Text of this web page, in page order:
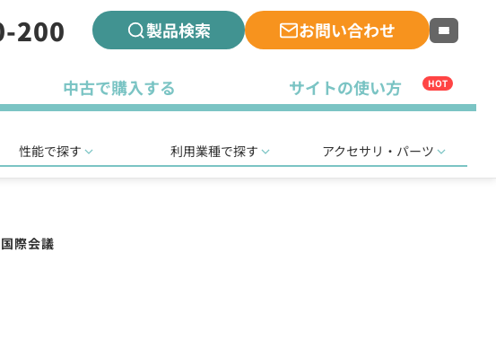
200 製品検索 お問い合わせ
中古で購入する サイトの使い方 HOT
性能で探す 利用業種で探す アクセサリ・パーツ
際会議